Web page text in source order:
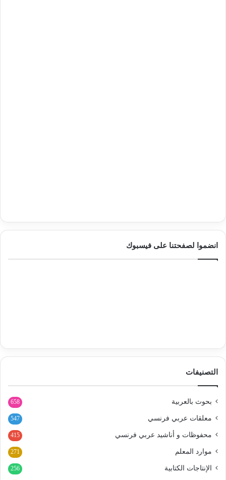
انضموا لصفحتنا على فيسبوك
التصنيفات
بحوث بالعربية 658
معلقات عربي فرنسي 547
محفوظات و أناشيد عربي فرنسي 415
موارد المعلم 271
الإنتاجات الكتابية 256